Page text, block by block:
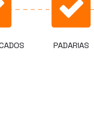
PADARIAS